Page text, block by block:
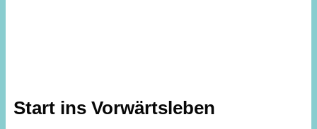
Start ins Vorwärtsleben